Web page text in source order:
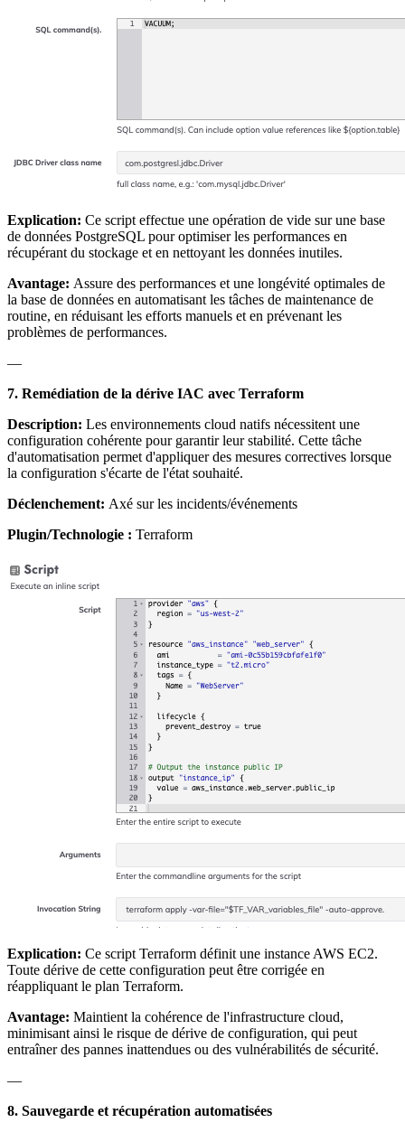
Explication: Ce script effectue une opération de vide sur une base
de données PostgreSQL pour optimiser les performances en
récupérant du stockage et en nettoyant les données inutiles.
Avantage: Assure des performances et une longévité optimales de
la base de données en automatisant les tâches de maintenance de
routine, en réduisant les efforts manuels et en prévenant les
problèmes de performances.
—
7. Remédiation de la dérive IAC avec Terraform
Description: Les environnements cloud natifs nécessitent une
configuration cohérente pour garantir leur stabilité. Cette tâche
d'automatisation permet d'appliquer des mesures correctives lorsque
la configuration s'écarte de l'état souhaité.
Déclenchement: Axé sur les incidents/événements
Plugin/Technologie : Terraform
Explication: Ce script Terraform définit une instance AWS EC2.
Toute dérive de cette configuration peut être corrigée en
réappliquant le plan Terraform.
Avantage: Maintient la cohérence de l'infrastructure cloud,
minimisant ainsi le risque de dérive de configuration, qui peut
entraîner des pannes inattendues ou des vulnérabilités de sécurité.
—
8. Sauvegarde et récupération automatisées